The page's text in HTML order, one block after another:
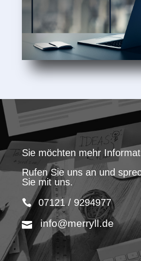
Sie möchten mehr
Rufen Sie uns an und
Sie mit uns.
07121 / 9294977
info@merryll.de